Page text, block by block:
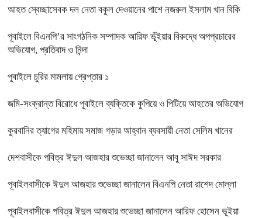
আহত স্বেচ্ছাসেবক দল নেতা বকুল দেওয়ানের পাশে নজরুল ইসলাম খান বিকি
পূবাইলে বিএনপি’র সাংগঠনিক সম্পাদক আরিফ ভূঁইয়ার বিরুদ্ধে অপপ্রচারের
অভিযোগ, প্রতিবাদ ও নিন্দা
পূবাইলে চুরির মামলায় গ্রেপ্তার ১
জমি-সংক্রান্ত বিরোধে পূবাইলে ব্যক্তিকে কুপিয়ে ও পিটিয়ে আহতের অভিযোগ
কুরবানির ত্যাগের মহিমায় সমাজ গড়ার আহ্বান ব্যবসায়ী নেতা সেলিম খানের
দেশবাসীকে পবিত্র ঈদুল আজহার শুভেচ্ছা জানালেন আবু সাঈদ সরকার
পূবাইলবাসীকে ঈদুল আজহার শুভেচ্ছা জানালেন বিএনপি নেতা রাশেদ মোল্লা
পূবাইলবাসীকে পবিত্র ঈদুল আজহার শুভেচ্ছা জানালেন আরিফ হোসেন ভূইয়া